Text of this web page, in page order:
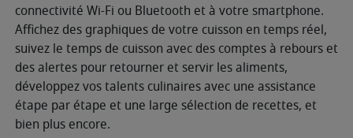
connectivité Wi-Fi ou Bluetooth et à votre smartphone.
Affichez des graphiques de votre cuisson en temps réel,
suivez le temps de cuisson avec des comptes à rebours et
des alertes pour retourner et servir les aliments,
développez vos talents culinaires avec une assistance
étape par étape et une large sélection de recettes, et
bien plus encore.